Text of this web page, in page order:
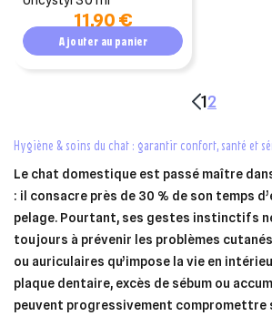
11,90 €
Ajouter au panier
12
hygiène & soins du chat : garantir confort, santé et
Le chat domestique est passé maître
: il consacre près de 30 % de son temps
pelage. Pourtant, ses gestes instinctifs
toujours à prévenir les problèmes
ou auriculaires qu’impose la vie en
plaque dentaire, excès de sébum ou
peuvent progressivement compromettre